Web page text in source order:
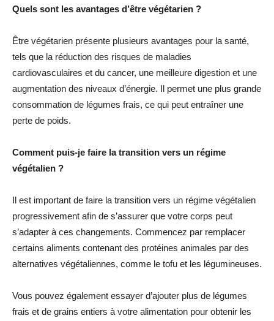
Quels sont les avantages d’être végétarien ?
Être végétarien présente plusieurs avantages pour la santé,
tels que la réduction des risques de maladies
cardiovasculaires et du cancer, une meilleure digestion et une
augmentation des niveaux d’énergie. Il permet une plus grande
consommation de légumes frais, ce qui peut entraîner une
perte de poids.
Comment puis-je faire la transition vers un régime
végétalien ?
Il est important de faire la transition vers un régime végétalien
progressivement afin de s’assurer que votre corps peut
s’adapter à ces changements. Commencez par remplacer
certains aliments contenant des protéines animales par des
alternatives végétaliennes, comme le tofu et les légumineuses.
Vous pouvez également essayer d’ajouter plus de légumes
frais et de grains entiers à votre alimentation pour obtenir les